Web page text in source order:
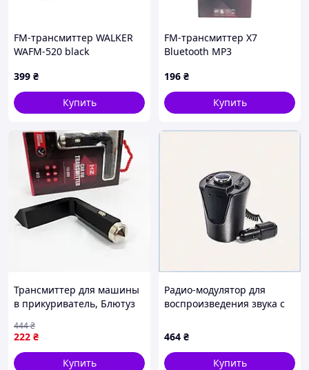
FM-трансмиттер WALKER
WAFM-520 black
399 ₴
Купить
FM-трансмиттер X7
Bluetooth MP3
196 ₴
Купить
Трансмиттер для машины
в прикуриватель, Блютуз
автомагнитолы CM-64
222 ₴
444₴
Купить
Радио-модулятор для
воспроизведения звука с
464 ₴
Купить